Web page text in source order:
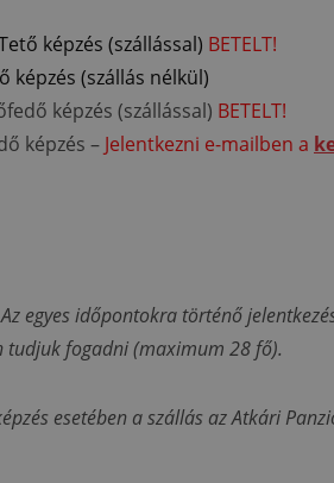
képzés (szállással) BETELT!
képzés (szállás nélkül)
képzés (szállással) BETELT!
képzés – Jelentkezni e-mailben a
egyes időpontokra történő
tudjuk fogadni (maximum 28 fő).
esetében aszállás az Atkári